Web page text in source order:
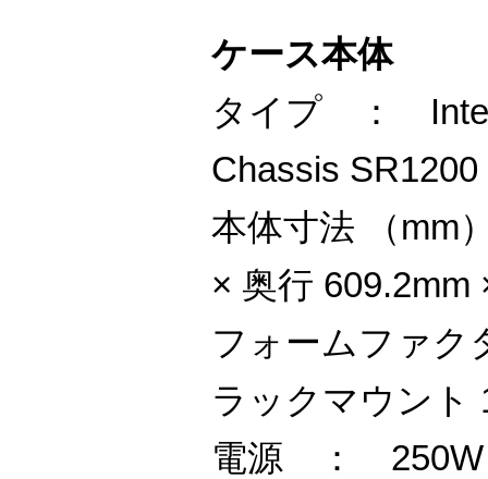
ケース本体
タイプ ：
Chassis SR1200
本体寸法 （
× 奥行 609.2mm
フォームファ
ラックマウント
電源 ： 250W